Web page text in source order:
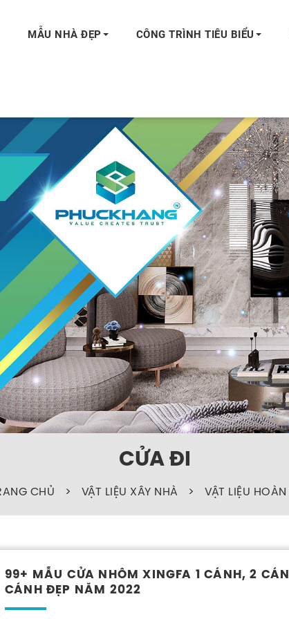
MẪU NHÀ ĐẸP CÔNG TRÌNH TIÊU BIỂU
CỬA ĐI
CHỦ > VẬT LIỆU XÂY NHÀ > VẬT LIỆU HOÀN
99+ MẪU CỬA NHÔM XINGFA 1 CÁNH, 2
CÁNH ĐẸP NĂM 2022